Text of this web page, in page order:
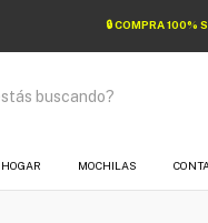
🔒 COMPRA 100%
HOGAR MOCHILAS